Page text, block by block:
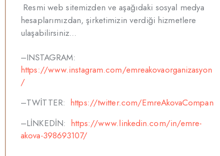
Resmi web sitemizden ve aşağıdaki sosyal medya
hesaplarımızdan, şirketimizin verdiği hizmetlere
ulaşabilirsiniz…
–INSTAGRAM:
https://www.instagram.com/emreakovaorganizasyon
/
–TWİTTER: https://twitter.com/EmreAkovaCompan
–LİNKEDİN: https://www.linkedin.com/in/emre-
akova-398693107/